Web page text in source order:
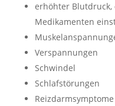
erhöhter
Medikamenten
Verspannungen
Schwindel
Schlafstörungen
Reizdarmsymptome